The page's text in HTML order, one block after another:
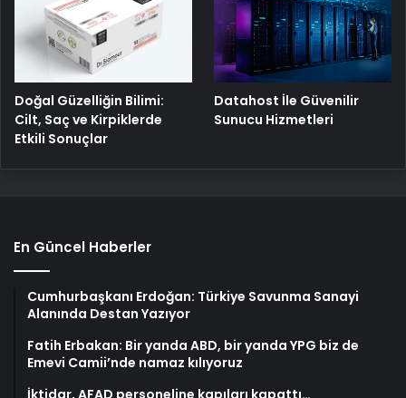
Doğal Güzelliğin Bilimi:
Cilt, Saç ve Kirpiklerde
Etkili Sonuçlar
Datahost İle Güvenilir
Sunucu Hizmetleri
En Güncel Haberler
Cumhurbaşkanı Erdoğan: Türkiye Savunma Sanayi
Alanında Destan Yazıyor
Fatih Erbakan: Bir yanda ABD, bir yanda YPG biz de
Emevi Camii’nde namaz kılıyoruz
İktidar, AFAD personeline kapıları kapattı…